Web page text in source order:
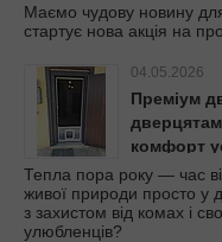
Маємо чудову новину
стартує нова акція на
04.05.2026
Преміум
комфорт
Тепла пора року — час
живої природи просто у
з захистом від комах і
улюбленців?